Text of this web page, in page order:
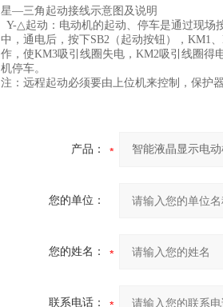
星—三角起动接线示意图及说明
Y-△起动：电动机的起动、停车是通过现场
中，通电后，按下SB2（起动按钮），KM1
作，使KM3吸引线圈失电，KM2吸引线圈得
机停车。
注：远程起动必须要由上位机来控制，保护
产品：
您的单位：
您的姓名：
联系电话：